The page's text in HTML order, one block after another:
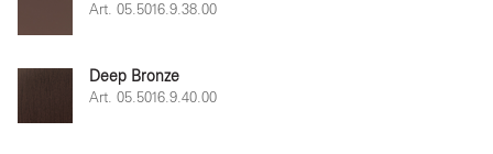
Art. 05.5016.9.38.00
Deep Bronze
Art. 05.5016.9.40.00